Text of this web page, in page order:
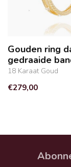
Gouden ring
gedraaide
18 Karaat Goud
€279,00